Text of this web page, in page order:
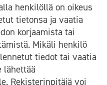
henkilöllä on oikeus
tietonsa ja vaatia
korjaamista tai
Mikäli henkilö
tiedot tai vaatia
lähettää
Rekisterinpitäjä voi